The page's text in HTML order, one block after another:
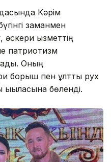
Кәрім
заманмен
әскери қызметтің
патриотизм
Оның
борыш пен ұлттық рух
ықыласына бөленді.